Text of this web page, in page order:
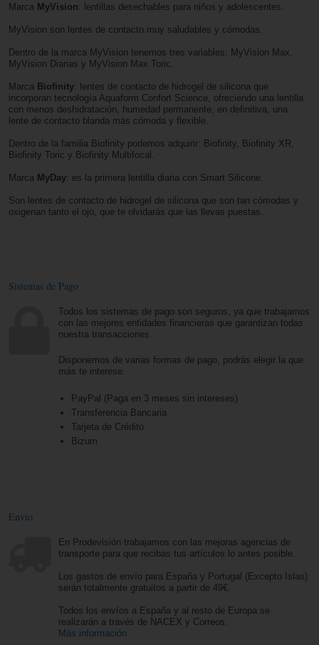
Marca MyVision: lentillas desechables para niños y adolescentes.
MyVision son lentes de contacto muy saludables y cómodas.
Dentro de la marca MyVision tenemos tres variables: MyVision Max,
MyVision Diarias y MyVision Max Toric.
Marca Biofinity: lentes de contacto de hidrogel de silicona que
incorporan tecnología Aquaform Confort Science, ofreciendo una lentilla
con menos deshidratación, humedad permanente, en definitiva, una
lente de contacto blanda más cómoda y flexible.
Dentro de la familia Biofinity podemos adquirir: Biofinity, Biofinity XR,
Biofinity Toric y Biofinity Multifocal.
Marca MyDay: es la primera lentilla diaria con Smart Silicone.
Son lentes de contacto de hidrogel de silicona que son tan cómodas y
oxigenan tanto el ojo, que te olvidarás que las llevas puestas.
Sistemas de Pago
Todos los sistemas de pago son seguros, ya que trabajamos
con las mejores entidades financieras que garantizan todas
nuestra transacciones.
Disponemos de varias formas de pago, podrás elegir la que
más te interese.
PayPal (Paga en 3 meses sin intereses)
Transferencia Bancaria
Tarjeta de Crédito
Bizum
Envío
En Prodevisión trabajamos con las mejoras agencias de
transporte para que recibas tus artículos lo antes posible.
Los gastos de envío para España y Portugal (Excepto Islas)
serán totalmente gratuitos a partir de 49€.
Todos los envíos a España y al resto de Europa se
realizarán a través de NACEX y Correos.
Más información